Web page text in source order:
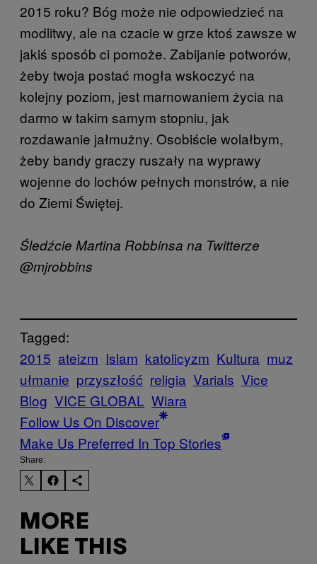
2015 roku? Bóg może nie odpowiedzieć na
modlitwy, ale na czacie w grze ktoś zawsze w
jakiś sposób ci pomoże. Zabijanie potworów,
żeby twoja postać mogła wskoczyć na
kolejny poziom, jest marnowaniem życia na
darmo w takim samym stopniu, jak
rozdawanie jałmużny. Osobiście wolałbym,
żeby bandy graczy ruszały na wyprawy
wojenne do lochów pełnych monstrów, a nie
do Ziemi Świętej.
Śledźcie Martina Robbinsa na Twitterze
@mjrobbins
Tagged:
2015 ateizm Islam katolicyzm Kultura muz
ułmanie przyszłość religia Varials Vice
Blog VICE GLOBAL Wiara
Follow Us On Discover
Make Us Preferred In Top Stories
Share:
MORE
LIKE THIS